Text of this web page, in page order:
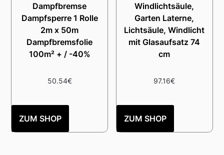
Dampfbremse
Dampfsperre 1 Rolle
2m x 50m
Dampfbremsfolie
100m² + / -40%
50.54€
ZUM SHOP
Windlichtsäule,
Garten Laterne,
Lichtsäule, Windlicht
mit Glasaufsatz 74
cm
97.16€
ZUM SHOP